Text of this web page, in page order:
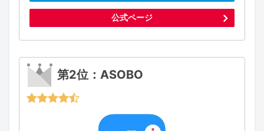
公式ページ
第2位：ASOBO